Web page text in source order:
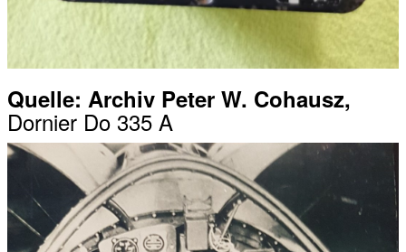
Quelle: Archiv Peter W. Cohausz,
Dornier Do 335 A